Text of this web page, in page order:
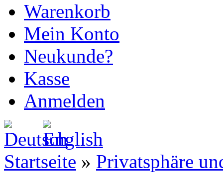
Warenkorb
Mein Konto
Neukunde?
Kasse
Anmelden
Startseite » Privatsphäre